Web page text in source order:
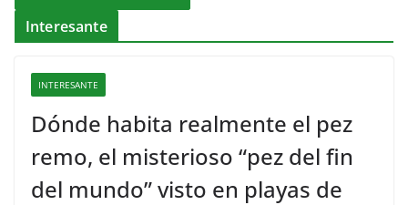
Interesante
INTERESANTE
Dónde habita realmente el pez
remo, el misterioso “pez del fin
del mundo” visto en playas de